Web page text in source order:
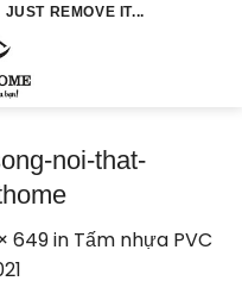
REMOVE IT...
noi-that-
649in Tấm nhựa PVC